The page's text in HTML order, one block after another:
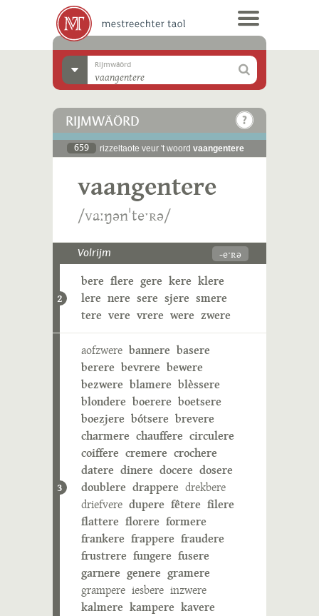
Rijmwäörd
RIJMWÄÖRD
659 rizzeltaote veur 't woord vaangentere
vaangentere
/vaːŋənˈteˑʀə/
Volrijm -eˑʀə
2
bere flere gere kere klere
lere nere sere sjere smere
tere vere vrere were zwere
3
aofzwere bannere basere
berere bevrere bewere
bezwere blamere blèssere
blondere boerere boetsere
boezjere bótsere brevere
charmere chauffere circulere
coiffere cremere crochere
datere dinere docere dosere
doublere drappere drekbere
driefvere dupere fêtere filere
flattere florere formere
frankere frappere fraudere
frustrere fungere fusere
garnere genere gramere
grampere iesbere inzwere
kalmere kampere kavere